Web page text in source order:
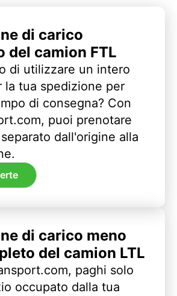
di carico
del camion FTL
di utilizzare un intero
la tua spedizione per
di consegna? Con
puoi prenotare
dall'origine alla
di carico meno
del camion LTL
paghi solo
occupato dalla tua